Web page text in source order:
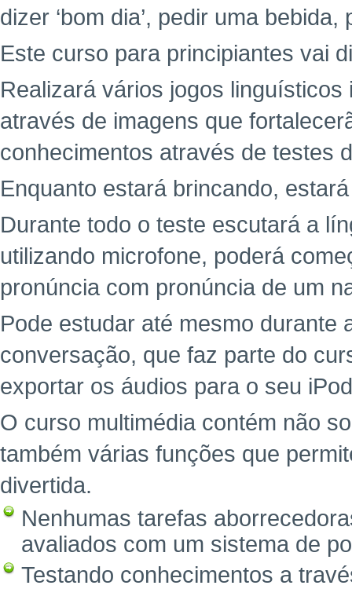
dizer ‘bom dia’, pedir uma
Este curso para principiantes vai
Realizará vários jogos
através de imagens que
conhecimentos através de testes
Enquanto estará brincando,
Durante todo o teste escutará a
utilizando microfone, poderá
pronúncia com pronúncia de um
Pode estudar até mesmo durante
conversação, que faz parte do
exportar os áudios para o seu
O curso multimédia contém não
também várias funções que
divertida.
Nenhumas tarefas
avaliados com um sistema de
Testando conhecimentos a